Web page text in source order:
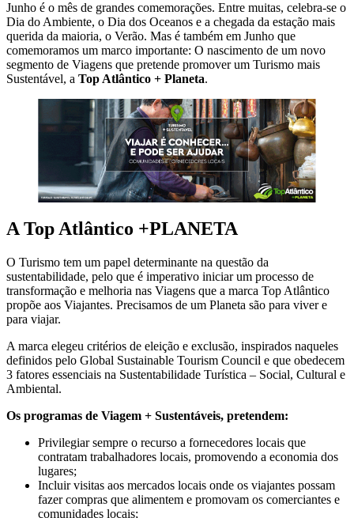
Junho é o mês de grandes comemorações. Entre muitas, celebra-se o
Dia do Ambiente, o Dia dos Oceanos e a chegada da estação mais
querida da maioria, o Verão. Mas é também em Junho que
comemoramos um marco importante: O nascimento de um novo
segmento de Viagens que pretende promover um Turismo mais
Sustentável, a Top Atlântico + Planeta.
A Top Atlântico +PLANETA
O Turismo tem um papel determinante na questão da
sustentabilidade, pelo que é imperativo iniciar um processo de
transformação e melhoria nas Viagens que a marca Top Atlântico
propõe aos Viajantes. Precisamos de um Planeta são para viver e
para viajar.
A marca elegeu critérios de eleição e exclusão, inspirados naqueles
definidos pelo Global Sustainable Tourism Council e que obedecem
3 fatores essenciais na Sustentabilidade Turística – Social, Cultural e
Ambiental.
Os programas de Viagem + Sustentáveis, pretendem:
Privilegiar sempre o recurso a fornecedores locais que
contratam trabalhadores locais, promovendo a economia dos
lugares;
Incluir visitas aos mercados locais onde os viajantes possam
fazer compras que alimentem e promovam os comerciantes e
comunidades locais;